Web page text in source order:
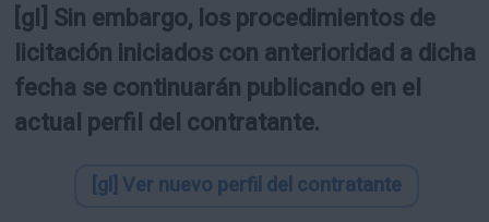
[gl] Sin embargo, los procedimientos de
licitación iniciados con anterioridad a dicha
fecha se continuarán publicando en el
actual perfil del contratante.
[gl] Ver nuevo perfil del contratante